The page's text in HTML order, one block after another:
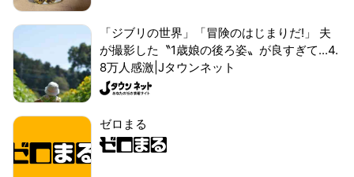
「ジブリの世界」「冒険のはじまりだ!」 夫
が撮影した〝1歳娘の後ろ姿〟が良すぎて...4.
8万人感激|Jタウンネット
ゼロまる